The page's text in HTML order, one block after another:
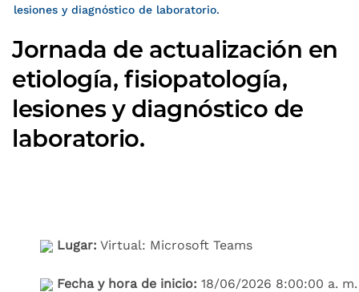
lesiones y diagnóstico de laboratorio.
Jornada de actualización en
etiología, fisiopatología,
lesiones y diagnóstico de
laboratorio.
Lugar: Virtual: Microsoft Teams
Fecha y hora de inicio: 18/06/2026 8:00:00 a. m.